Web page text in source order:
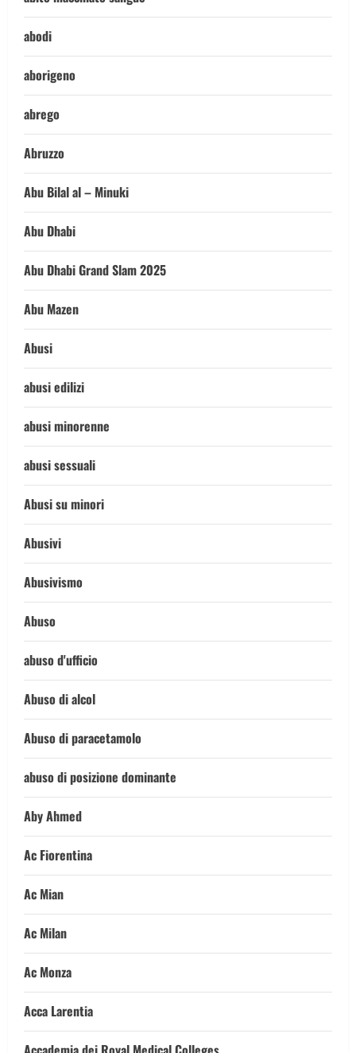
abodi
aborigeno
abrego
Abruzzo
Abu Bilal al – Minuki
Abu Dhabi
Abu Dhabi Grand Slam 2025
Abu Mazen
Abusi
abusi edilizi
abusi minorenne
abusi sessuali
Abusi su minori
Abusivi
Abusivismo
Abuso
abuso d'ufficio
Abuso di alcol
Abuso di paracetamolo
abuso di posizione dominante
Aby Ahmed
Ac Fiorentina
Ac Mian
Ac Milan
Ac Monza
Acca Larentia